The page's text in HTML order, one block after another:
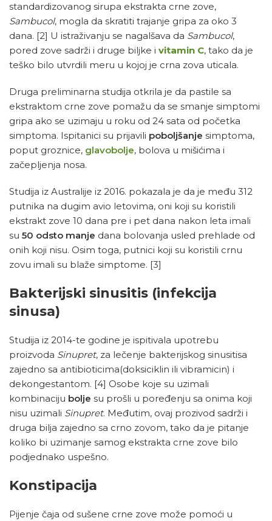
standardizovanog sirupa ekstrakta crne zove,
Sambucol, mogla da skratiti trajanje gripa za oko 3
dana. [2] U istraživanju se nagalšava da Sambucol,
pored zove sadrži i druge biljke i vitamin C, tako da je
teško bilo utvrdili meru u kojoj je crna zova uticala.
Druga preliminarna studija otkrila je da pastile sa
ekstraktom crne zove pomažu da se smanje simptomi
gripa ako se uzimaju u roku od 24 sata od početka
simptoma. Ispitanici su prijavili poboljšanje simptoma,
poput groznice, glavobolje, bolova u mišićima i
začepljenja nosa.
Studija iz Australije iz 2016. pokazala je da je među 312
putnika na dugim avio letovima, oni koji su koristili
ekstrakt zove 10 dana pre i pet dana nakon leta imali
su 50 odsto manje dana bolovanja usled prehlade od
onih koji nisu. Osim toga, putnici koji su koristili crnu
zovu imali su blaže simptome. [3]
Bakterijski sinusitis (infekcija
sinusa)
Studija iz 2014-te godine je ispitivala upotrebu
proizvoda Sinupret, za lečenje bakterijskog sinusitisa
zajedno sa antibioticima(doksiciklin ili vibramicin) i
dekongestantom. [4] Osobe koje su uzimali
kombinaciju bolje su prošli u poređenju sa onima koji
nisu uzimali Sinupret. Međutim, ovaj prozivod sadrži i
druga bilja zajedno sa crno zovom, tako da je pitanje
koliko bi uzimanje samog ekstrakta crne zove bilo
podjednako uspešno.
Konstipacija
Pijenje čaja od sušene crne zove može pomoći u